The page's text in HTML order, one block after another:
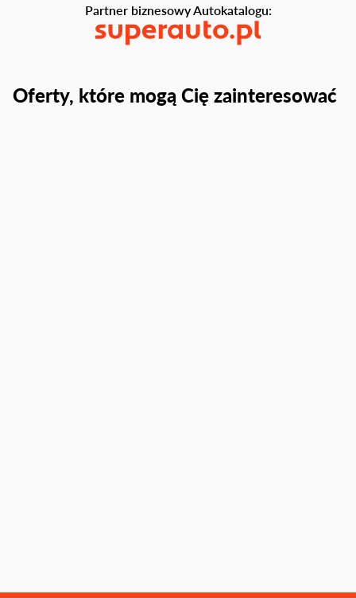
Oferty, które mogą Cię zainteresować
Partner biznesowy Autokatalogu: